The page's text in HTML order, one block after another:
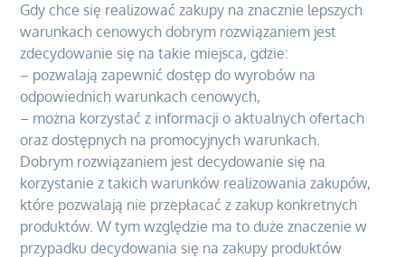
Gdy chce się realizować zakupy na znacznie lepszych
warunkach cenowych dobrym rozwiązaniem jest
zdecydowanie się na takie miejsca, gdzie:
– pozwalają zapewnić dostęp do wyrobów na
odpowiednich warunkach cenowych,
– można korzystać z informacji o aktualnych ofertach
oraz dostępnych na promocyjnych warunkach.
Dobrym rozwiązaniem jest decydowanie się na
korzystanie z takich warunków realizowania zakupów,
które pozwalają nie przepłacać z zakup konkretnych
produktów. W tym względzie ma to duże znaczenie w
przypadku decydowania się na zakupy produktów